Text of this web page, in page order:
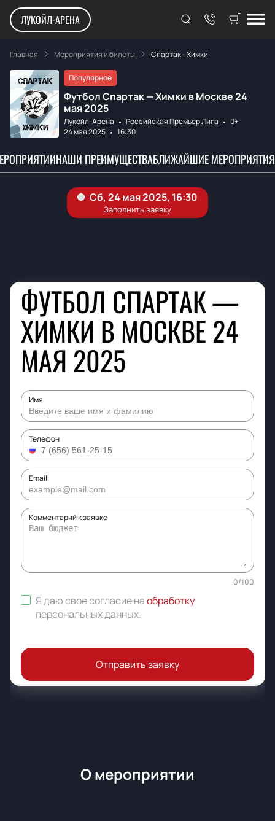
ЛУКОЙЛ-АРЕНА
Главная Мероприятия и билеты Спартак - Химки
Популярное
Футбол Спартак — Химки в Москве 24
мая 2025
Лукойл-Арена Российская Премьер Лига
0+
24 мая 2025
16:30
НАШИ ПРЕИМУЩЕСТВАБЛИЖАЙШИЕ МЕРОПРИЯТИЯ
ФУТБОЛ СПАРТАК —
ХИМКИ В МОСКВЕ 24
МАЯ 2025
Имя
Телефон
Email
Комментарий к заявке
0/100
Я даю свое согласие наобработку
персональных данных.
Отправить заявку
О мероприятии